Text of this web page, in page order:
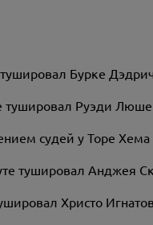
Бурке
тушировал Руэди
судей у Торе
тушировал Анджея
Христо